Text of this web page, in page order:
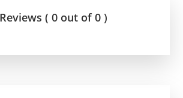
( 0 out of 0 )